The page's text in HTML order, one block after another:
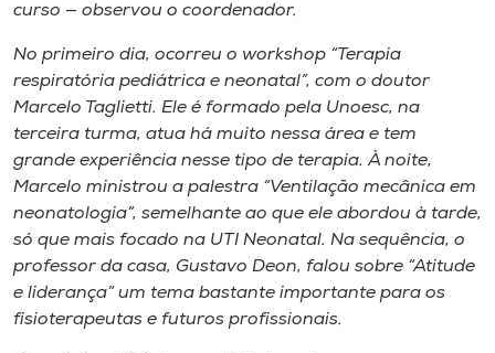
curso — observou o coordenador.
No primeiro dia, ocorreu o workshop “Terapia
respiratória pediátrica e neonatal”, com o doutor
Marcelo Taglietti. Ele é formado pela Unoesc, na
terceira turma, atua há muito nessa área e tem
grande experiência nesse tipo de terapia. À noite,
Marcelo ministrou a palestra “Ventilação mecânica em
neonatologia”, semelhante ao que ele abordou à tarde,
só que mais focado na UTI Neonatal. Na sequência, o
professor da casa, Gustavo Deon, falou sobre “Atitude
e liderança” um tema bastante importante para os
fisioterapeutas e futuros profissionais.